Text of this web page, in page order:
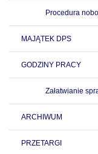
Procedura
MAJĄTEK DPS
GODZINY PRACY
Załatwianie
ARCHIWUM
PRZETARGI